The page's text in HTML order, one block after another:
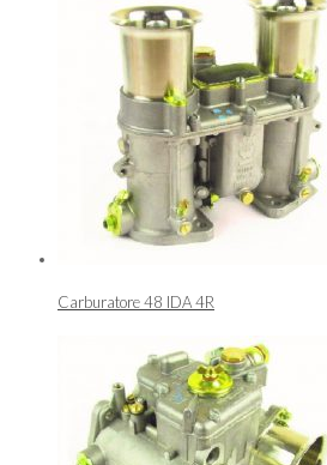
Carburatore 48 IDA 4R